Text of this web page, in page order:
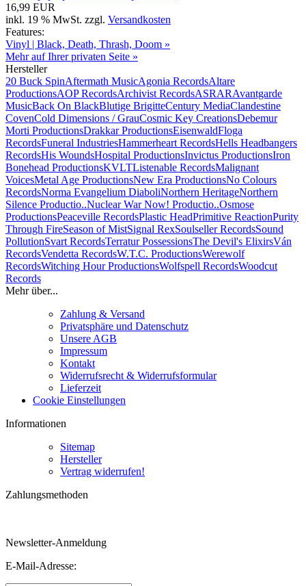
16,99 EUR
inkl. 19 % MwSt. zzgl. Versandkosten
Features:
Vinyl | Black, Death, Thrash, Doom »
Mehr auf Ihrer privaten Seite »
Hersteller
20 Buck SpinAftermath MusicAgonia RecordsAltare
ProductionsAOP RecordsArchivist RecordsASRARAvantgarde
MusicBack On BlackBlutige BrigitteCentury MediaClandestine
CovenCold Dimensions / GrauCosmic Key CreationsDebemur
Morti ProductionsDrakkar ProductionsEisenwaldFloga
RecordsFuneral IndustriesHammerheart RecordsHells Headbangers
RecordsHis WoundsHospital ProductionsInvictus ProductionsIron
Bonehead ProductionsKVLTListenable RecordsMalignant
VoicesMetal Age ProductionsNew Era ProductionsNo Colours
RecordsNorma Evangelium DiaboliNorthern HeritageNorthern
Silence Productio..Nuclear War Now! Productio..Osmose
ProductionsPeaceville RecordsPlastic HeadPrimitive ReactionPurity
Through FireSeason of MistSignal RexSoulseller RecordsSound
PollutionSvart RecordsTerratur PossessionsThe Devil's ElixirsVán
RecordsVendetta RecordsW.T.C. ProductionsWerewolf
RecordsWitching Hour ProductionsWolfspell RecordsWoodcut
Records
Mehr über...
Zahlung & Versand
Privatsphäre und Datenschutz
Unsere AGB
Impressum
Kontakt
Widerrufsrecht & Widerrufsformular
Lieferzeit
Cookie Einstellungen
Informationen
Sitemap
Hersteller
Vertrag widerrufen!
Zahlungsmethoden
Newsletter-Anmeldung
E-Mail-Adresse: